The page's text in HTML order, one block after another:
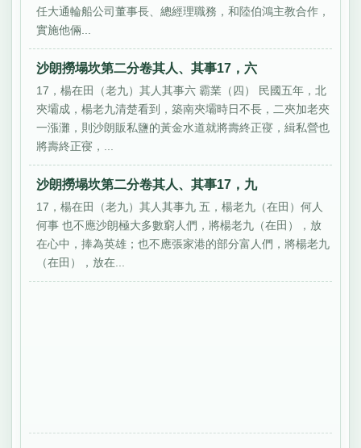
任大通輪船公司董事長、總經理職務，和陸伯鴻主教合作，
實施他倆...
沙朗撈塌坎第二分卷其人、其事17，六
17，楊在田（老九）其人其事六 霸業（四） 民國五年，北
夾壩成，楊老九清楚看到，築南夾壩時日不長，二夾加老夾
一漲灘，則沙朗販私鹽的黃金水道就將壽終正寑，緝私營也
將壽終正寑，...
沙朗撈塌坎第二分卷其人、其事17，九
17，楊在田（老九）其人其事九 五，楊老九（在田）何人
何事 也不應沙朗極大多數窮人們，將楊老九（在田），放
在心中，捧為英雄；也不應張家港的部分富人們，將楊老九
（在田），放在...